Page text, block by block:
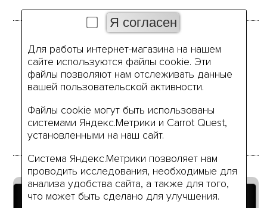
Размеры
44
Добавить в корзину
Для работы интернет-магазина на нашем
сайте используются файлы cookie. Эти
файлы позволяют нам отслеживать данные
вашей пользовательской активности.
Файлы cookie могут быть использованы
системами Яндекс.Метрики и Carrot Quest,
установленными на наш сайт.
Система Яндекс.Метрики позволяет нам
проводить исследования, необходимые для
анализа удобства сайта, а также для того,
что может быть сделано для улучшения.